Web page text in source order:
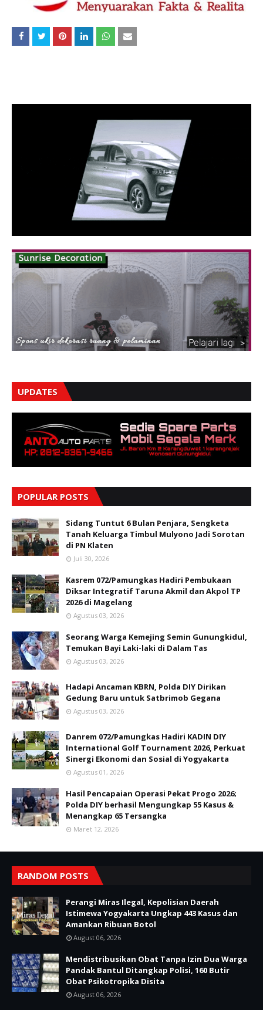
UPDATES
POPULAR POSTS
Sidang Tuntut 6 Bulan Penjara, Sengketa
Tanah Keluarga Timbul Mulyono Jadi Sorotan
di PN Klaten
Juli 30, 2026
Kasrem 072/Pamungkas Hadiri Pembukaan
Diksar Integratif Taruna Akmil dan Akpol TP
2026 di Magelang
Agustus 03, 2026
Seorang Warga Kemejing Semin Gunungkidul,
Temukan Bayi Laki-laki di Dalam Tas
Agustus 03, 2026
Hadapi Ancaman KBRN, Polda DIY Dirikan
Gedung Baru untuk Satbrimob Gegana
Agustus 03, 2026
Danrem 072/Pamungkas Hadiri KADIN DIY
International Golf Tournament 2026, Perkuat
Sinergi Ekonomi dan Sosial di Yogyakarta
Agustus 01, 2026
Hasil Pencapaian Operasi Pekat Progo 2026;
Polda DIY berhasil Mengungkap 55 Kasus &
Menangkap 65 Tersangka
Maret 12, 2026
RANDOM POSTS
Perangi Miras Ilegal, Kepolisian Daerah
Istimewa Yogyakarta Ungkap 443 Kasus dan
Amankan Ribuan Botol
August 06, 2026
Mendistribusikan Obat Tanpa Izin Dua Warga
Pandak Bantul Ditangkap Polisi, 160 Butir
Obat Psikotropika Disita
August 06, 2026